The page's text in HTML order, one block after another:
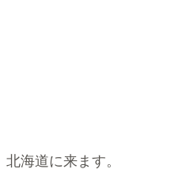
海道に来ます。